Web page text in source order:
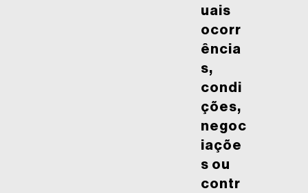
uais
ocorr
ência
s,
condi
ções,
negoc
iaçõe
s ou
contr